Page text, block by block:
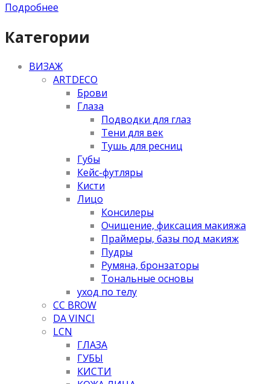
Подробнее
Категории
ВИЗАЖ
ARTDECO
Брови
Глаза
Подводки для глаз
Тени для век
Тушь для ресниц
Губы
Кейс-футляры
Кисти
Лицо
Консилеры
Очищение, фиксация макияжа
Праймеры, базы под макияж
Пудры
Румяна, бронзаторы
Тональные основы
уход по телу
CC BROW
DA VINCI
LCN
ГЛАЗА
ГУБЫ
КИСТИ